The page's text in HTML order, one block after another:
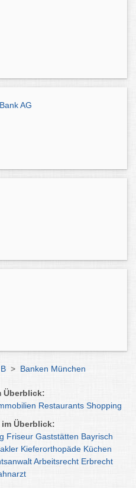
AG
> Banken München
Überblick:
Restaurants Shopping
Überblick:
Friseur Gaststätten Bayrisch
Kieferorthopäde Küchen
Arbeitsrecht Erbrecht